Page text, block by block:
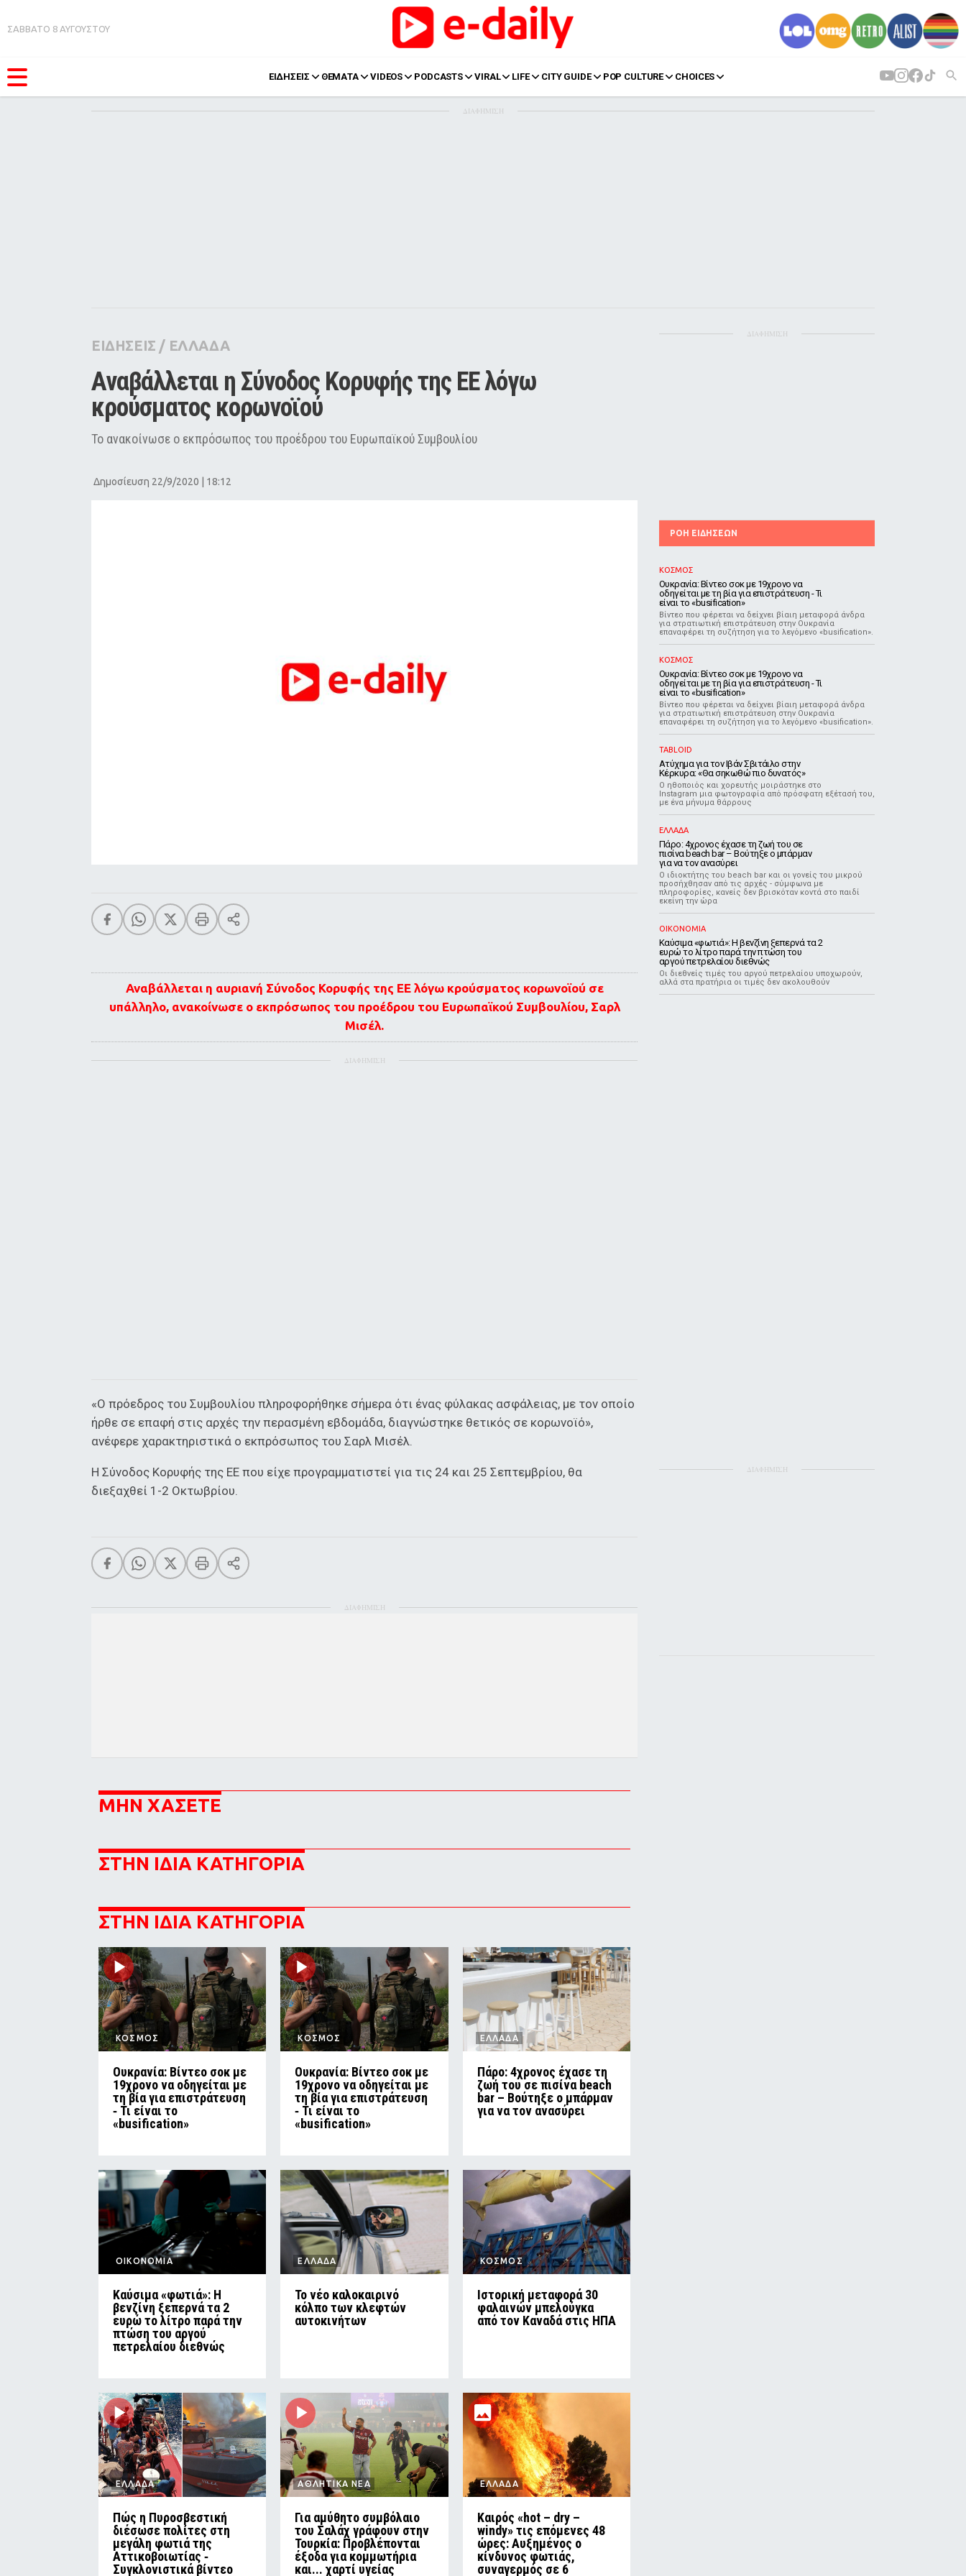
ΣΑΒΒΑΤΟ 8 ΑΥΓΟΥΣΤΟΥ
ΕΙΔΗΣΕΙΣ ΘΕΜΑΤΑ VIDEOS PODCASTS VIRAL LIFE CITY GUIDE POP CULTURE CHOICES
Pop Culture
Agenda
ΔΙΑΦΗΜΙΣΗ
ΕΙΔΗΣΕΙΣ / ΕΛΛΑΔΑ
Αναβάλλεται η Σύνοδος Κορυφής της ΕΕ λόγω
κρούσματος κορωνοϊού
Το ανακοίνωσε ο εκπρόσωπος του προέδρου του Ευρωπαϊκού Συμβουλίου
Δημοσίευση 22/9/2020 | 18:12
Αναβάλλεται η αυριανή Σύνοδος Κορυφής της ΕΕ λόγω κρούσματος κορωνοϊού σε
υπάλληλο, ανακοίνωσε ο εκπρόσωπος του προέδρου του Ευρωπαϊκού Συμβουλίου, Σαρλ
Μισέλ.
ΔΙΑΦΗΜΙΣΗ
«Ο πρόεδρος του Συμβουλίου πληροφορήθηκε σήμερα ότι ένας φύλακας ασφάλειας, με τον οποίο
ήρθε σε επαφή στις αρχές την περασμένη εβδομάδα, διαγνώστηκε θετικός σε κορωνοϊό»,
ανέφερε χαρακτηριστικά ο εκπρόσωπος του Σαρλ Μισέλ.
Η Σύνοδος Κορυφής της ΕΕ που είχε προγραμματιστεί για τις 24 και 25 Σεπτεμβρίου, θα
διεξαχθεί 1-2 Οκτωβρίου.
ΔΙΑΦΗΜΙΣΗ
ΜΗΝ ΧΑΣΕΤΕ
ΣΤΗΝ ΙΔΙΑ ΚΑΤΗΓΟΡΙΑ
ΣΤΗΝ ΙΔΙΑ ΚΑΤΗΓΟΡΙΑ
ΚΟΣΜΟΣ
Ουκρανία: Βίντεο σοκ με
19χρονο να οδηγείται με
τη βία για επιστράτευση
‑ Τι είναι το
«busification»
ΚΟΣΜΟΣ
Ουκρανία: Βίντεο σοκ με
19χρονο να οδηγείται με
τη βία για επιστράτευση
‑ Τι είναι το
«busification»
ΕΛΛΑΔΑ
Πάρο: 4χρονος έχασε τη
ζωή του σε πισίνα beach
bar – Βούτηξε ο μπάρμαν
για να τον ανασύρει
ΟΙΚΟΝΟΜΙΑ
Καύσιμα «φωτιά»: Η
βενζίνη ξεπερνά τα 2
ευρώ το λίτρο παρά την
πτώση του αργού
πετρελαίου διεθνώς
ΕΛΛΑΔΑ
Το νέο καλοκαιρινό
κόλπο των κλεφτών
αυτοκινήτων
ΚΟΣΜΟΣ
Ιστορική μεταφορά 30
φαλαινών μπελούγκα
από τον Καναδά στις ΗΠΑ
ΕΛΛΑΔΑ
Πώς η Πυροσβεστική
διέσωσε πολίτες στη
μεγάλη φωτιά της
Αττικοβοιωτίας ‑
Συγκλονιστικά βίντεο
ΑΘΛΗΤΙΚΑ ΝΕΑ
Για αμύθητο συμβόλαιο
του Σαλάχ γράφουν στην
Τουρκία: Προβλέπονται
έξοδα για κομμωτήρια
και... χαρτί υγείας
ΕΛΛΑΔΑ
Καιρός «hot – dry –
windy» τις επόμενες 48
ώρες: Αυξημένος ο
κίνδυνος φωτιάς,
συναγερμός σε 6
ΔΙΑΦΗΜΙΣΗ
ΡΟΗ ΕΙΔΗΣΕΩΝ
ΚΟΣΜΟΣ
Ουκρανία: Βίντεο σοκ με 19χρονο να
οδηγείται με τη βία για επιστράτευση - Τι
είναι το «busification»
Βίντεο που φέρεται να δείχνει βίαιη μεταφορά άνδρα
για στρατιωτική επιστράτευση στην Ουκρανία
επαναφέρει τη συζήτηση για το λεγόμενο «busification».
ΚΟΣΜΟΣ
Ουκρανία: Βίντεο σοκ με 19χρονο να
οδηγείται με τη βία για επιστράτευση - Τι
είναι το «busification»
Βίντεο που φέρεται να δείχνει βίαιη μεταφορά άνδρα
για στρατιωτική επιστράτευση στην Ουκρανία
επαναφέρει τη συζήτηση για το λεγόμενο «busification».
TABLOID
Ατύχημα για τον Ιβάν Σβιτάιλο στην
Κέρκυρα: «Θα σηκωθώ πιο δυνατός»
Ο ηθοποιός και χορευτής μοιράστηκε στο
Instagram μια φωτογραφία από πρόσφατη εξέτασή του,
με ένα μήνυμα θάρρους
ΕΛΛΑΔΑ
Πάρο: 4χρονος έχασε τη ζωή του σε
πισίνα beach bar – Βούτηξε ο μπάρμαν
για να τον ανασύρει
Ο ιδιοκτήτης του beach bar και οι γονείς του μικρού
προσήχθησαν από τις αρχές - σύμφωνα με
πληροφορίες, κανείς δεν βρισκόταν κοντά στο παιδί
εκείνη την ώρα
ΟΙΚΟΝΟΜΙΑ
Καύσιμα «φωτιά»: Η βενζίνη ξεπερνά τα 2
ευρώ το λίτρο παρά την πτώση του
αργού πετρελαίου διεθνώς
Οι διεθνείς τιμές του αργού πετρελαίου υποχωρούν,
αλλά στα πρατήρια οι τιμές δεν ακολουθούν
ΔΙΑΦΗΜΙΣΗ